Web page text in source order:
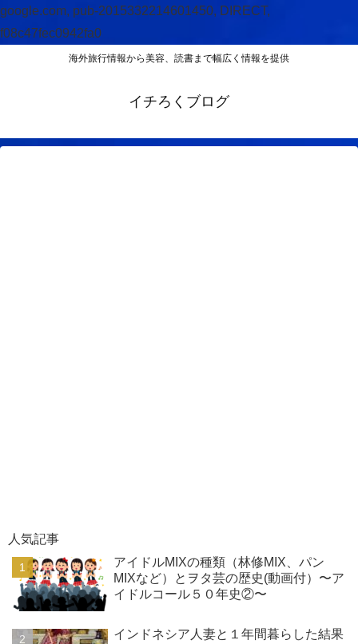
google.com, pub-2015332214601450, DIRECT,
f08c47fec0942fa0
海外旅行情報から美容、読書まで幅広く情報を提供
イチろくブログ
人気記事
アイドルMIXの種類（林修MIX、パン
MIXなど）とヲタ芸の歴史(動画付）〜ア
イドルコール５０年史②〜
インドネシア人妻と１年間暮らした結果